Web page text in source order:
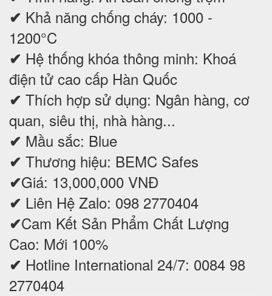
✔ Khả năng chống cháy: 1000 -
1200°C
✔ Hệ thống khóa thông minh: Khoá
điện tử cao cấp Hàn Quốc
✔ Thích hợp sử dụng: Ngân hàng, cơ
quan, siêu thị, nhà hàng...
✔ Mầu sắc: Blue
✔ Thương hiệu: BEMC Safes
✔Giá: 13,000,000 VNĐ
✔ Liên Hệ Zalo: 098 2770404
✔Cam Kết Sản Phẩm Chất Lượng
Cao: Mới 100%
✔ Hotline International 24/7: 0084 98
2770404